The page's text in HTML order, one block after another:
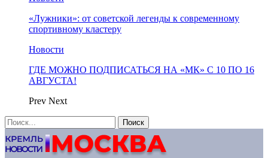
«Лужники»: от советской легенды к современному
спортивному кластеру
Новости
ГДЕ МОЖНО ПОДПИСАТЬСЯ НА «МК» С 10 ПО 16
АВГУСТА!
Prev Next